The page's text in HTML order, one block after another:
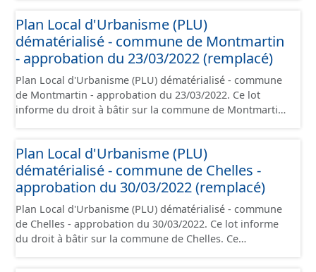
administratives, le rapport de présentation, le PADD, le
règlement (à l'exception des plans de zonages), les
annexes, les orientations d'aménagement et les données
géographiques. Malgré l'attention portée à la création
de ces données, il est rappelé que seuls les documents
papier font foi et sont opposables d'un point de vue
juridique.
Plan Local d'Urbanisme (PLU)
dématérialisé - commune de Montmartin
- approbation du 23/03/2022 (remplacé)
Plan Local d'Urbanisme (PLU) dématérialisé - commune
de Montmartin - approbation du 23/03/2022. Ce lot
informe du droit à bâtir sur la commune de Montmartin.
administratives, le rapport de présentation, le PADD, le
règlement (à l'exception des plans de zonages), les
annexes, les orientations d'aménagement et les données
géographiques. Malgré l'attention portée à la création
de ces données, il est rappelé que seuls les documents
papier font foi et sont opposables d'un point de vue
juridique.
Plan Local d'Urbanisme (PLU)
dématérialisé - commune de Chelles -
approbation du 30/03/2022 (remplacé)
Plan Local d'Urbanisme (PLU) dématérialisé - commune
de Chelles - approbation du 30/03/2022. Ce lot informe
du droit à bâtir sur la commune de Chelles. Ce